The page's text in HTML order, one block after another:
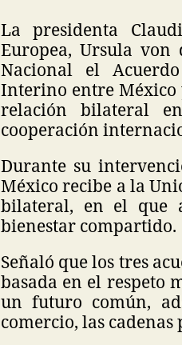
La presidenta
Europea, Ursula
Nacional el
Interino entre México
relación bilateral
cooperación
Durante su
México recibe a la
bilateral, en el que
bienestar compartido.
Señaló que los tres
basada en el respeto
un futuro común,
comercio, las